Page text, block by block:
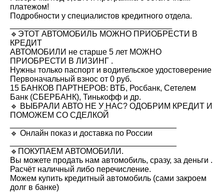
платежом!
Подробности у специалистов кредитного отдела.
🔹ЭТОТ АВТОМОБИЛЬ МОЖНО ПРИОБРЕСТИ В
КРЕДИТ
АВТОМОБИЛИ не старше 5 лет МОЖНО
ПРИОБРЕСТИ В ЛИЗИНГ .
Нужны только паспорт и водительское удостоверение
Первоначальный взнос от 0 руб.
15 БАНКОВ ПАРТНЕРОВ: ВТБ, Росбанк, Сетелем
Банк (СБЕРБАНК), Тинькофф и др.
🔹 ВЫБРАЛИ АВТО НЕ У НАС? ОДОБРИМ КРЕДИТ И
ПОМОЖЕМ СО СДЕЛКОЙ
🔹 Онлайн показ и доставка по России
🔹ПОКУПАЕМ АВТОМОБИЛИ.
Вы можете продать нам автомобиль, сразу, за деньги .
Расчёт наличный либо перечисление.
Можем купить кредитный автомобиль (сами закроем
долг в банке)